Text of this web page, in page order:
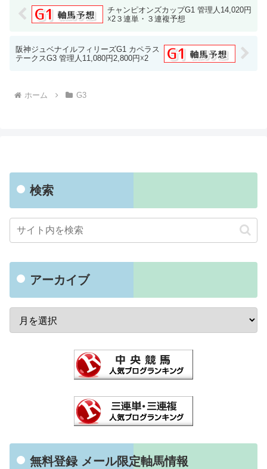
チャンピオンズカップG1 管理人14,020円
☓2３連単・３連複予想
阪神ジュベナイルフィリーズG1 カペラス
テークスG3 管理人11,080円2,800円☓2
ホーム G3
検索
アーカイブ
無料登録 メール限定軸馬情報